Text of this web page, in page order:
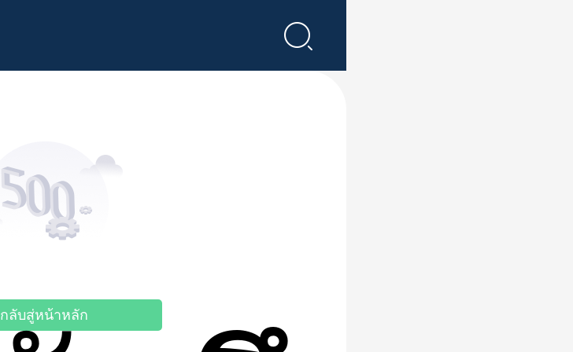
กลับสู่หน้าหลัก